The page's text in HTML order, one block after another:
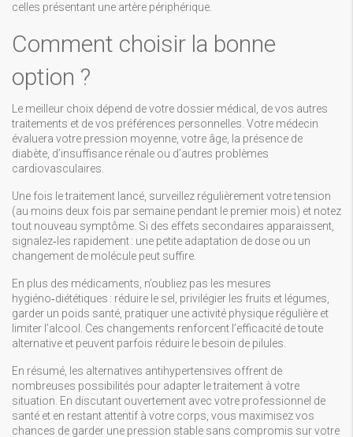
celles présentant une artère périphérique.
Comment choisir la bonne
option ?
Le meilleur choix dépend de votre dossier médical, de vos autres
traitements et de vos préférences personnelles. Votre médecin
évaluera votre pression moyenne, votre âge, la présence de
diabète, d’insuffisance rénale ou d’autres problèmes
cardiovasculaires.
Une fois le traitement lancé, surveillez régulièrement votre tension
(au moins deux fois par semaine pendant le premier mois) et notez
tout nouveau symptôme. Si des effets secondaires apparaissent,
signalez‑les rapidement : une petite adaptation de dose ou un
changement de molécule peut suffire.
En plus des médicaments, n’oubliez pas les mesures
hygiéno‑diététiques : réduire le sel, privilégier les fruits et légumes,
garder un poids santé, pratiquer une activité physique régulière et
limiter l’alcool. Ces changements renforcent l’efficacité de toute
alternative et peuvent parfois réduire le besoin de pilules.
En résumé, les alternatives antihypertensives offrent de
nombreuses possibilités pour adapter le traitement à votre
situation. En discutant ouvertement avec votre professionnel de
santé et en restant attentif à votre corps, vous maximisez vos
chances de garder une pression stable sans compromis sur votre